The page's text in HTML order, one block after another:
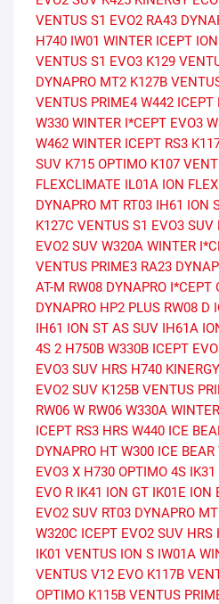
VENTUS S1 EVO2 RA43
H740 IW01 WINTER ICEPT ION
VENTUS S1 EVO3 K129
DYNAPRO MT2 K127B
VENTUS PRIME4 W442 ICEPT
W330 WINTER I*CEPT EVO3
W462 WINTER ICEPT RS3
SUV K715 OPTIMO K107
FLEXCLIMATE IL01A ION
DYNAPRO MT RT03 IH61 ION
K127C VENTUS S1 EVO3 SUV
EVO2 SUV W320A WINTER
VENTUS PRIME3 RA23
AT-M RW08 DYNAPRO I*CEPT
DYNAPRO HP2 PLUS RW08 D
IH61 ION ST AS SUV IH61A
4S 2 H750B W330B ICEPT
EVO3 SUV HRS H740
EVO2 SUV K125B VENTUS
RW06 W RW06 W330A
ICEPT RS3 HRS W440 ICE
DYNAPRO HT W300 ICE BEAR
EVO3 X H730 OPTIMO 4S IK31
EVO R IK41 ION GT IK01E ION
EVO2 SUV RT03 DYNAPRO MT
W320C ICEPT EVO2 SUV HRS
IK01 VENTUS ION S IW01A
VENTUS V12 EVO K117B
OPTIMO K115B VENTUS